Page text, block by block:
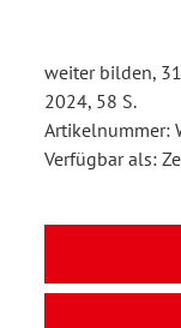
weiter bilden, 31
2024, 58 S.
Artikelnummer:
Verfügbar als: